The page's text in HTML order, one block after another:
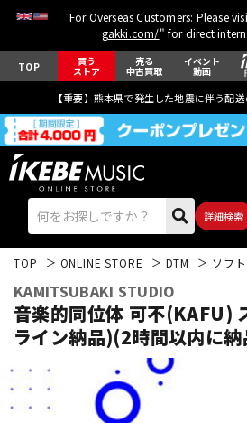
For Overseas Customers: Please
gakki.com/" for direct
TOP 買う
ストア
売る
中古買取
イベント
動画
【重要】熊本県で発生した地震に伴う配
詳細検索
エレキギター
TOP ONLINE STORE DTM ソフ
KAMITSUBAKI STUDIO
音楽的同位体 可不(KAFU)
ライン納品)(2時間以内に